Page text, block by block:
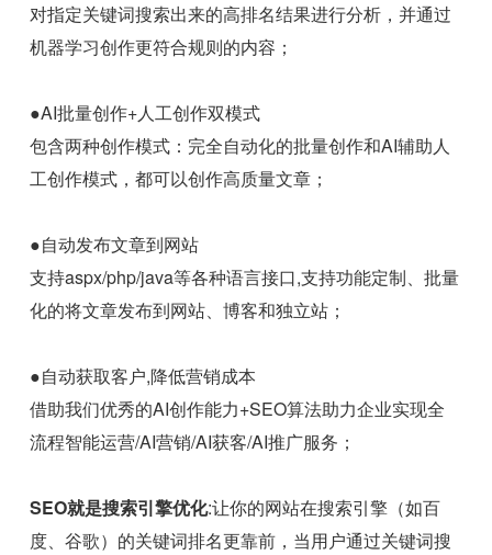
对指定关键词搜索出来的高排名结果进行分析，并通过
机器学习创作更符合规则的内容；
●AI批量创作+人工创作双模式
包含两种创作模式：完全自动化的批量创作和AI辅助人
工创作模式，都可以创作高质量文章；
●自动发布文章到网站
支持aspx/php/java等各种语言接口,支持功能定制、批量
化的将文章发布到网站、博客和独立站；
●自动获取客户,降低营销成本
借助我们优秀的AI创作能力+SEO算法助力企业实现全
流程智能运营/AI营销/AI获客/AI推广服务；
SEO就是搜索引擎优化:让你的网站在搜索引擎（如百
度、谷歌）的关键词排名更靠前，当用户通过关键词搜